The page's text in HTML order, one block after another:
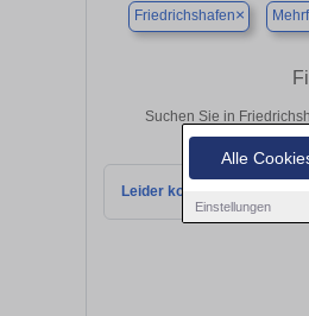
Alle
Einstellungen
Friedrichshafen×
Suchen Sie in
als
Leider konnten wir derzeit